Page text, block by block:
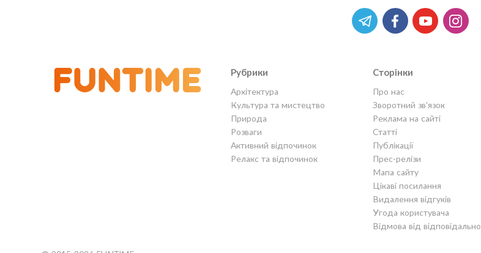
Рубрики
Архітектура
Культура та мистецтво
Природа
Розваги
Активний відпочинок
Релакс та відпочинок
Сторінки
Про нас
Зворотний зв'язок
Реклама на сайті
Статті
Публікації
Прес-релізи
Мапа сайту
Цікаві посилання
Видалення відгуків
Угода користувача
Відмова від